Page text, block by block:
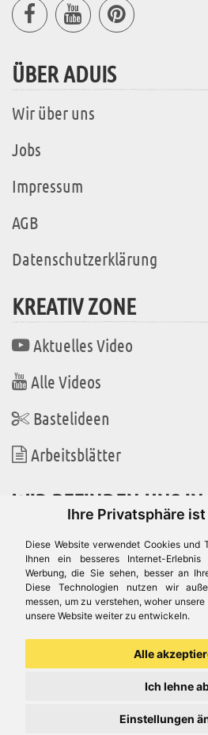
Ihre Privatsphäre
Diese Website verwendet Cookies und
Ihnen ein besseres Internet-
Werbung, die Sie sehen, besser an
Diese Technologien nutzen wir
messen, um zu verstehen, woher
unsere Website weiter zu entwickeln.
Alle
Ich lehne
Einstellungen
ÜBER ADUIS
Wir über uns
Jobs
Impressum
AGB
Datenschutzerklärung
KREATIV ZONE
Aktuelles Video
Alle Videos
Bastelideen
Arbeitsblätter
WIR BEFINDEN UNS IN
Es gibt uns auch in
© Aduis 1996 -